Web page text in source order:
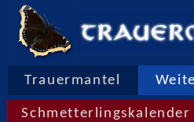
Trauermantel
Schmetterlingskalender